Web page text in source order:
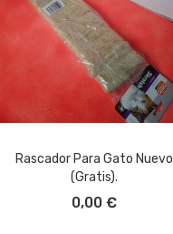
Rascador Para Gato Nuevo
(gratis).
0,00 €